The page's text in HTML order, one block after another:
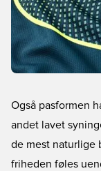
Også pasformen
andet lavet
de mest naturlige
friheden føles